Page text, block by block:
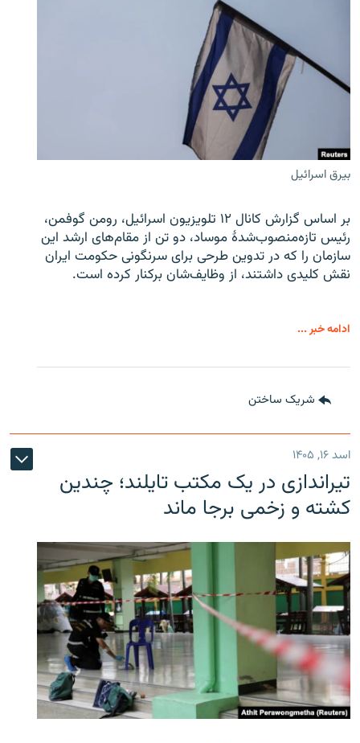
بیرق اسرائیل
بر اساس گزارش کانال ۱۲ تلویزیون اسرائیل، رومن گوفمن،
رئیس تازه‌منصوب‌شدۀ موساد، دو تن از مقام‌های ارشد این
سازمان را که در تدوین طرحی برای سرنگونی حکومت ایران
نقش کلیدی داشتند، از وظایف‌شان برکنار کرده است.
ادامه خبر ...
شریک ساختن
اسد ۱۶, ۱۴۰۵
تیراندازی در یک مکتب تایلند؛ چندین
کشته و زخمی برجا ماند